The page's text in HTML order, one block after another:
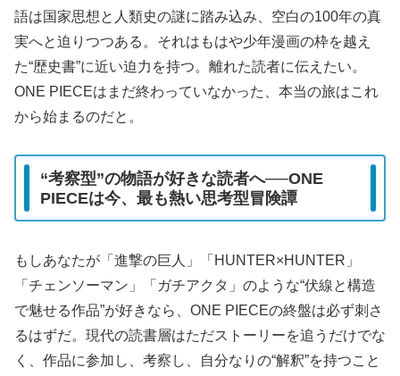
語は国家思想と人類史の謎に踏み込み、空白の100年の真
実へと迫りつつある。それはもはや少年漫画の枠を越え
た“歴史書”に近い迫力を持つ。離れた読者に伝えたい。
ONE PIECEはまだ終わっていなかった、本当の旅はこれ
から始まるのだと。
“考察型”の物語が好きな読者へ──ONE
PIECEは今、最も熱い思考型冒険譚
もしあなたが「進撃の巨人」「HUNTER×HUNTER」
「チェンソーマン」「ガチアクタ」のような“伏線と構造
で魅せる作品”が好きなら、ONE PIECEの終盤は必ず刺さ
るはずだ。現代の読書層はただストーリーを追うだけでな
く、作品に参加し、考察し、自分なりの“解釈”を持つこと